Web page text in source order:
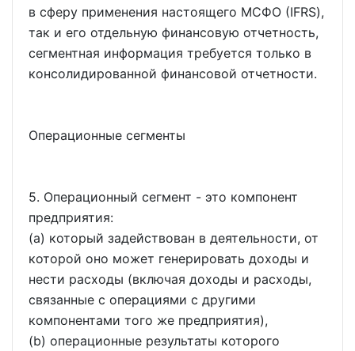
в сферу применения настоящего МСФО (IFRS),
так и его отдельную финансовую отчетность,
сегментная информация требуется только в
консолидированной финансовой отчетности.
Операционные сегменты
5. Операционный сегмент - это компонент
предприятия:
(a) который задействован в деятельности, от
которой оно может генерировать доходы и
нести расходы (включая доходы и расходы,
связанные с операциями с другими
компонентами того же предприятия),
(b) операционные результаты которого